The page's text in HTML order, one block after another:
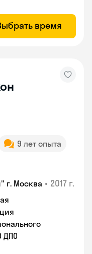
время
9 лет опыта
г. Москва • 2017 г.
ДПО